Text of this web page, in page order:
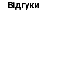
Відгуки